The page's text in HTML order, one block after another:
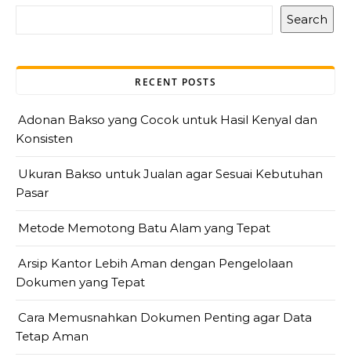
Search
RECENT POSTS
Adonan Bakso yang Cocok untuk Hasil Kenyal dan
Konsisten
Ukuran Bakso untuk Jualan agar Sesuai Kebutuhan
Pasar
Metode Memotong Batu Alam yang Tepat
Arsip Kantor Lebih Aman dengan Pengelolaan
Dokumen yang Tepat
Cara Memusnahkan Dokumen Penting agar Data
Tetap Aman